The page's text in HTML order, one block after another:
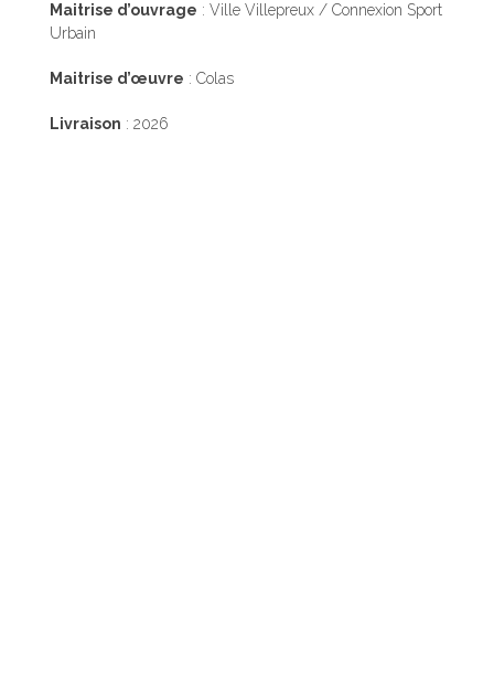
Maitrise d’ouvrage : Ville Villepreux / Connexion Sport
Urbain
Maitrise d’œuvre : Colas
Livraison : 2026